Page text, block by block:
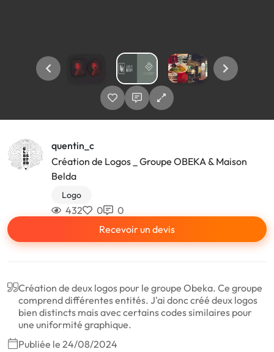
quentin_c
Création de Logos _ Groupe OBEKA & Maison
Belda
Logo
432 0
0
Recevoir un devis
Création de deux logos pour le groupe Obeka. Ce groupe
comprend différentes entités. J'ai donc créé deux logos
bien distincts mais avec certains codes similaires pour
une uniformité graphique.
Publiée le 24/08/2024